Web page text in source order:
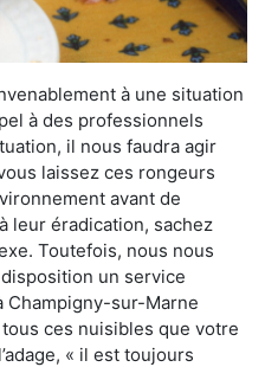
à une situation
à des professionnels
il nous faudra agir
laissez ces rongeurs
avant de
leur éradication, sachez
Toutefois, nous nous
un service
Champigny-sur-Marne
ces nuisibles que votre
« il est toujours